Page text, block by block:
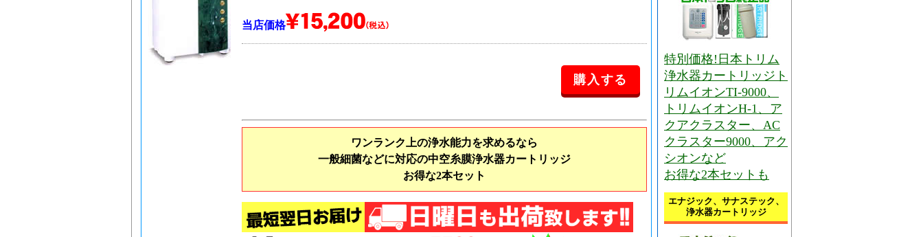
当店価格
ワンランク上の浄水能力を求めるなら
一般細菌などに対応の中空糸膜浄水器カートリッジ
お得な2本セット
特別価格!日本トリム
浄水器カートリッジト
リムイオンTI-9000、
トリムイオンH-1、ア
クアクラスター、AC
クラスター9000、アク
シオンなど
お得な2本セットも
エナジック、サナステック、
浄水器カートリッジ